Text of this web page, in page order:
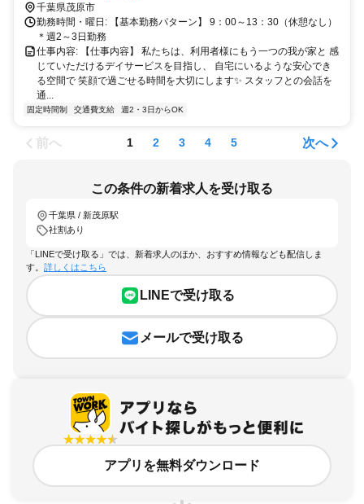
千葉県茂原市
勤務時間・曜日: 【基本勤務パターン】 9：00～13：30（休憩なし）
＊週2～3日勤務
仕事内容: 【仕事内容】 私たちは、利用者様にもう一つの我が家と 感
じていただけるデイサービスを目指し、 自宅にいるような安心でき
る空間で 笑顔で過ごせる時間を大切にします✨ スタッフとの会話を
通...
固定時間制 交通費支給 週2・3日からOK
前へ 1 2 3 4 5 次へ
この条件の新着求人を受け取る
千葉県 / 新茂原駅
社割あり
「LINEで受け取る」では、新着求人のほか、おすすめ情報なども配信しま
す。 詳しくはこちら
LINEで受け取る
メールで受け取る
アプリを無料ダウンロード